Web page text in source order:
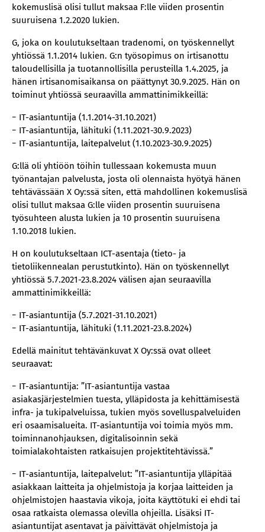
kokemuslisä olisi tullut maksaa F:lle viiden prosentin
suuruisena 1.2.2020 lukien.
G, joka on koulutukseltaan tradenomi, on työskennellyt
yhtiössä 1.1.2014 lukien. G:n työsopimus on irtisanottu
taloudellisilla ja tuotannollisilla perusteilla 1.4.2025, ja
hänen irtisanomisaikansa on päättynyt 30.9.2025. Hän on
toiminut yhtiössä seuraavilla ammattinimikkeillä:
− IT-asiantuntija (1.1.2014-31.10.2021)
− IT-asiantuntija, lähituki (1.11.2021-30.9.2023)
− IT-asiantuntija, laitepalvelut (1.10.2023-30.9.2025)
G:llä oli yhtiöön töihin tullessaan kokemusta muun
työnantajan palvelusta, josta oli olennaista hyötyä hänen
tehtävässään X Oy:ssä siten, että mahdollinen kokemuslisä
olisi tullut maksaa G:lle viiden prosentin suuruisena
työsuhteen alusta lukien ja 10 prosentin suuruisena
1.10.2018 lukien.
H on koulutukseltaan ICT-asentaja (tieto- ja
tietoliikennealan perustutkinto). Hän on työskennellyt
yhtiössä 5.7.2021-23.8.2024 välisen ajan seuraavilla
ammattinimikkeillä:
− IT-asiantuntija (5.7.2021-31.10.2021)
− IT-asiantuntija, lähituki (1.11.2021-23.8.2024)
Edellä mainitut tehtävänkuvat X Oy:ssä ovat olleet
seuraavat:
− IT-asiantuntija: ”IT-asiantuntija vastaa
asiakasjärjestelmien tuesta, ylläpidosta ja kehittämisestä
infra- ja tukipalveluissa, tukien myös sovelluspalveluiden
eri osaamisalueita. IT-asiantuntija voi toimia myös mm.
toiminnanohjauksen, digitalisoinnin sekä
toimialakohtaisten ratkaisujen projektitehtävissä.”
− IT-asiantuntija, laitepalvelut: ”IT-asiantuntija ylläpitää
asiakkaan laitteita ja ohjelmistoja ja korjaa laitteiden ja
ohjelmistojen haastavia vikoja, joita käyttötuki ei ehdi tai
osaa ratkaista olemassa olevilla ohjeilla. Lisäksi IT-
asiantuntijat asentavat ja päivittävät ohjelmistoja ja